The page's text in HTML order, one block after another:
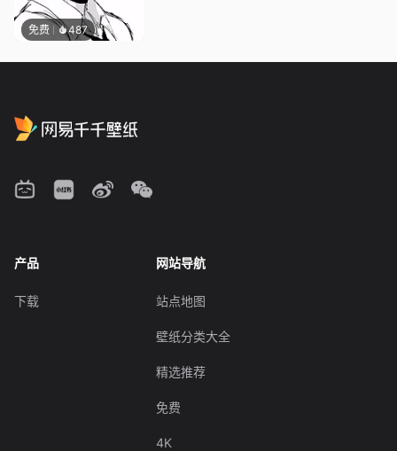
免费 487
产品
下载
网站导航
站点地图
壁纸分类大全
精选推荐
免费
4K